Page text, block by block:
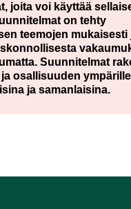
joita voi käyttää
on tehty
teemojen mukaisesti
Suunnitelmat
osallisuuden
ja samanlaisina.